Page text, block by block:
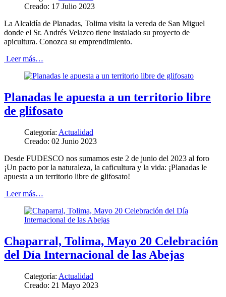
Creado: 17 Julio 2023
La Alcaldía de Planadas, Tolima visita la vereda de San Miguel
donde el Sr. Andrés Velazco tiene instalado su proyecto de
apicultura. Conozca su emprendimiento.
Leer más…
Planadas le apuesta a un territorio libre
de glifosato
Categoría: Actualidad
Creado: 02 Junio 2023
Desde FUDESCO nos sumamos este 2 de junio del 2023 al foro
¡Un pacto por la naturaleza, la caficultura y la vida: ¡Planadas le
apuesta a un territorio libre de glifosato!
Leer más…
Chaparral, Tolima, Mayo 20 Celebración
del Día Internacional de las Abejas
Categoría: Actualidad
Creado: 21 Mayo 2023